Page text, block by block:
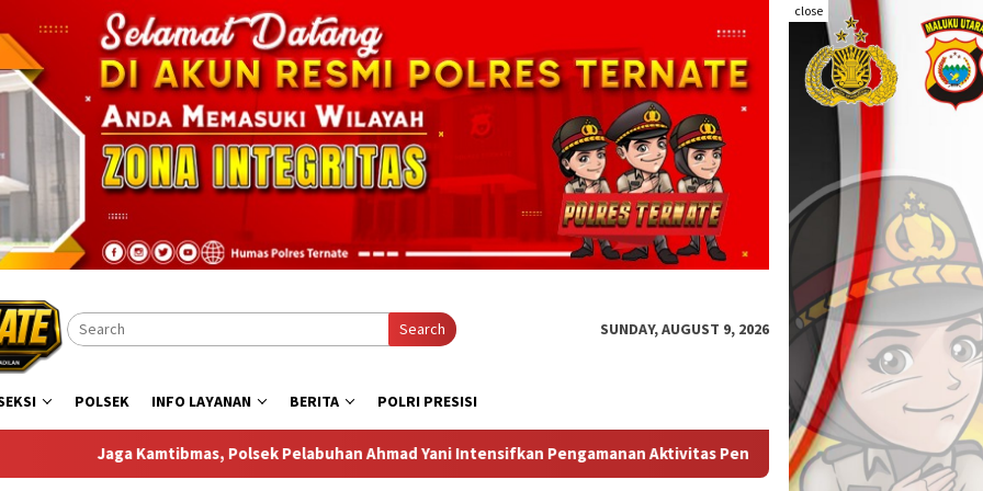
close
Search SUNDAY, AUGUST 9, 2026
POLSEK INFO LAYANAN BERITA POLRI PRESISI
Pelabuhan Ahmad Yani Intensifkan Pengamanan Aktivitas Penumpang Perketat Pengawasan Jalur Laut, Polsek